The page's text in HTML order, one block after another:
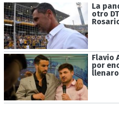
La
otro
Flavio
por